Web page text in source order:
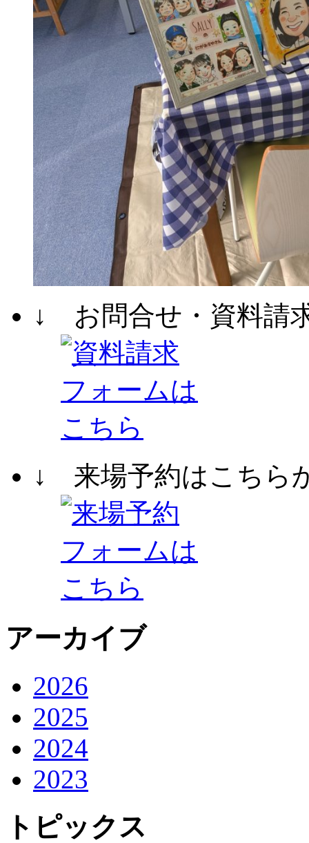
↓ お問合せ・資料請
↓ 来場予約はこち
アーカイブ
2026
2025
2024
2023
トピックス